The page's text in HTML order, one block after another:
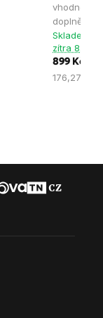
vhodné
doplněk
4,9
z
5
Skladem >
zítra 8.8. u
899 Kč
Měrná
176,27 Kč /